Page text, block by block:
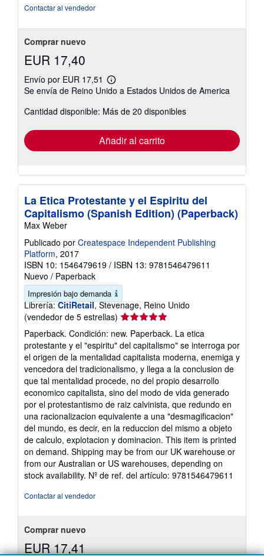
Contactar al vendedor
Comprar nuevo
EUR 17,40
Envío por EUR 17,51
Más
información
las
envío
Se envía de Reino Unido a Estados Unidos de America
Cantidad disponible: Más de 20 disponibles
Añadir al carrito
La Etica Protestante y el Espiritu del
Capitalismo (Spanish Edition) (Paperback)
Max Weber
Publicado por Createspace Independent Publishing
Platform, 2017
ISBN 10: 1546479619 / ISBN 13: 9781546479611
Nuevo / Paperback
Impresión bajo demanda
Librería: CitiRetail, Stevenage, Reino Unido
(vendedor de 5 estrellas) Calificación
vendedor:
5
de
5
estrellas
Paperback. Condición: new. Paperback. La etica
protestante y el "espiritu" del capitalismo" se interroga por
el origen de la mentalidad capitalista moderna, enemiga y
vencedora del tradicionalismo, y llega a la conclusion de
que tal mentalidad procede, no del propio desarrollo
economico capitalista, sino del modo de vida generado
por el protestantismo de raiz calvinista, que redundo en
una racionalizacion equivalente a una "desmagificacion"
del mundo, es decir, en la reduccion del mismo a objeto
de calculo, explotacion y dominacion. This item is printed
on demand. Shipping may be from our UK warehouse or
from our Australian or US warehouses, depending on
stock availability. Nº de ref. del artículo: 9781546479611
Contactar al vendedor
Comprar nuevo
EUR 17,41